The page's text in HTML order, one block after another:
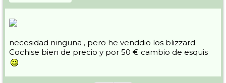
necesidad ninguna , pero he venddio los blizzard
Cochise bien de precio y por 50 € cambio de esquis